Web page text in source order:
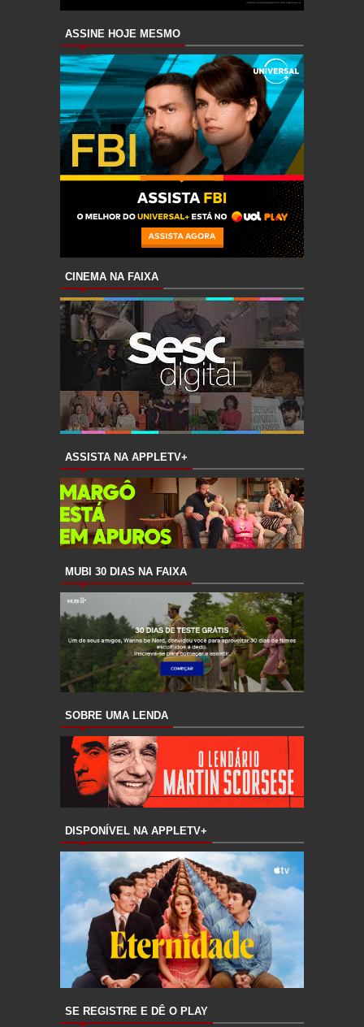
ASSINE HOJE MESMO
CINEMA NA FAIXA
ASSISTA NA APPLETV+
MUBI 30 DIAS NA FAIXA
SOBRE UMA LENDA
DISPONÍVEL NA APPLETV+
SE REGISTRE E DÊ O PLAY